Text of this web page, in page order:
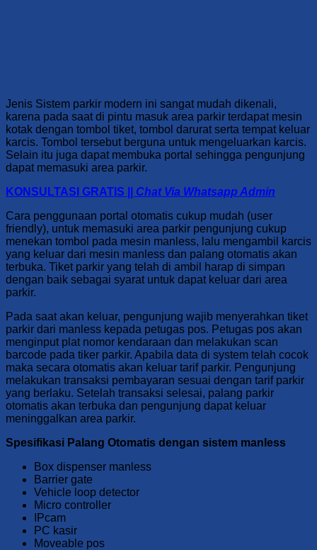
Jenis Sistem parkir modern ini sangat mudah dikenali,
karena pada saat di pintu masuk area parkir terdapat mesin
kotak dengan tombol tiket, tombol darurat serta tempat keluar
karcis. Tombol tersebut berguna untuk mengeluarkan karcis.
Selain itu juga dapat membuka portal sehingga pengunjung
dapat memasuki area parkir.
KONSULTASI GRATIS || Chat Via Whatsapp Admin
Cara penggunaan portal otomatis cukup mudah (user
friendly), untuk memasuki area parkir pengunjung cukup
menekan tombol pada mesin manless, lalu mengambil karcis
yang keluar dari mesin manless dan palang otomatis akan
terbuka. Tiket parkir yang telah di ambil harap di simpan
dengan baik sebagai syarat untuk dapat keluar dari area
parkir.
Pada saat akan keluar, pengunjung wajib menyerahkan tiket
parkir dari manless kepada petugas pos. Petugas pos akan
menginput plat nomor kendaraan dan melakukan scan
barcode pada tiker parkir. Apabila data di system telah cocok
maka secara otomatis akan keluar tarif parkir. Pengunjung
melakukan transaksi pembayaran sesuai dengan tarif parkir
yang berlaku. Setelah transaksi selesai, palang parkir
otomatis akan terbuka dan pengunjung dapat keluar
meninggalkan area parkir.
Spesifikasi Palang Otomatis dengan sistem manless
Box dispenser manless
Barrier gate
Vehicle loop detector
Micro controller
IPcam
PC kasir
Moveable pos